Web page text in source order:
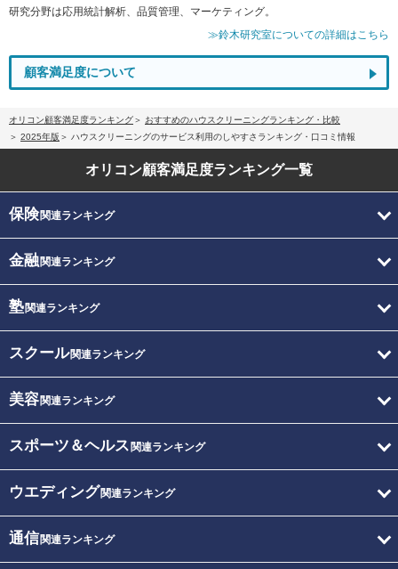
研究分野は応用統計解析、品質管理、マーケティング。
≫鈴木研究室についての詳細はこちら
顧客満足度について
オリコン顧客満足度ランキング
おすすめのハウスクリーニングランキング・比較
2025年版
ハウスクリーニングのサービス利用のしやすさランキング・口コミ情報
オリコン顧客満足度ランキング一覧
保険関連ランキング
金融関連ランキング
塾関連ランキング
スクール関連ランキング
美容関連ランキング
スポーツ＆ヘルス 関連ランキング
ウエディング関連ランキング
通信関連ランキング